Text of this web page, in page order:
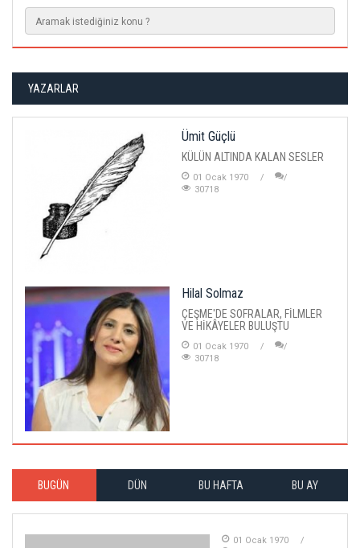
YAZARLAR
Ümit Güçlü
KÜLÜN ALTINDA KALAN SESLER
01 Ocak 1970
30718
Hilal Solmaz
ÇEŞME'DE SOFRALAR, FİLMLER
VE HİKÂYELER BULUŞTU
01 Ocak 1970
30718
BUGÜN DÜN BU HAFTA BU AY
01 Ocak 1970